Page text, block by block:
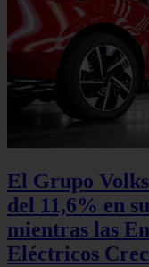
El Grupo
del 11,6% en
mientras las
Eléctricos